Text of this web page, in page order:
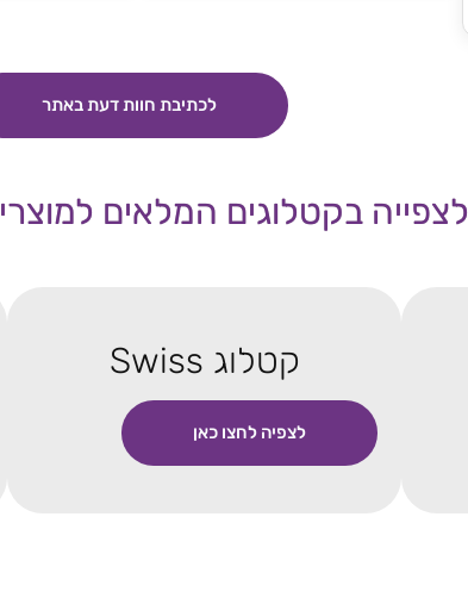
לכתיבת חוות דעת באתר
לצפייה בקטלוגים המלאים
קטלוג Swiss
לצפיה לחצו כאן